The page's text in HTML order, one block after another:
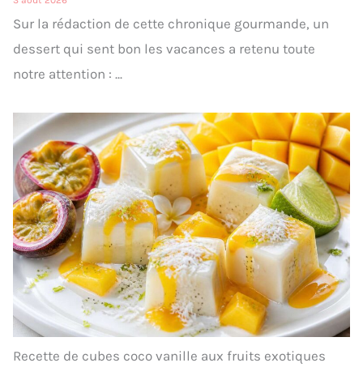
Sur la rédaction de cette chronique gourmande, un
dessert qui sent bon les vacances a retenu toute
notre attention : ...
Recette de cubes coco vanille aux fruits exotiques